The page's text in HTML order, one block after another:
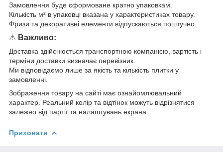
Замовлення буде сформоване кратно упаковкам.
Кількість м² в упаковці вказана у характеристиках товару.
Фризи та декоративні елементи відпускаються поштучно.
⚠ Важливо:
Доставка здійснюється транспортною компанією, вартість і
терміни доставки визначає перевізник.
Ми відповідаємо лише за якість та кількість плитки у
замовленні.
Зображення товару на сайті має ознайомлювальний
характер. Реальний колір та відтінок можуть відрізнятися
залежно від партії та налаштувань екрана.
Приховати